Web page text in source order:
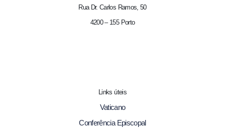
Rua Dr. Carlos Ramos, 50
4200 – 155 Porto
Links úteis
Vaticano
Conferência Episcopal